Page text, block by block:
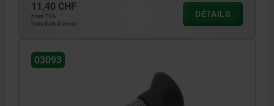
11,40 CHF
hors TVA
hors frais d’envoi
DÉTAILS
03093